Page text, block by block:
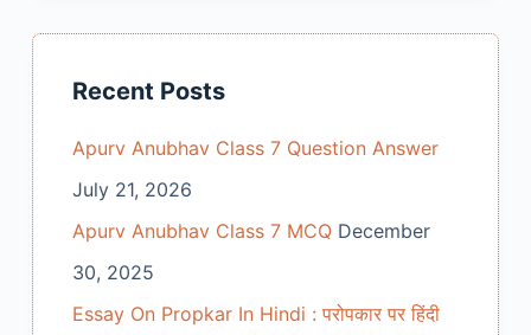
Recent Posts
Apurv Anubhav Class 7 Question Answer
July 21, 2026
Apurv Anubhav Class 7 MCQ December
30, 2025
Essay On Propkar In Hindi : परोपकार पर हिंदी